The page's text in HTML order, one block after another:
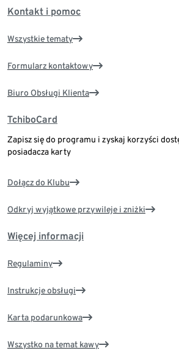
Kontakt i pomoc
Wszystkie tematy
Formularz kontaktowy
Biuro Obsługi Klienta
TchiboCard
Zapisz się do programu i zyskaj korzyści
posiadacza karty
Dołącz do Klubu
Odkryj wyjątkowe przywileje i zniżki
Więcej informacji
Regulaminy
Instrukcje obsługi
Karta podarunkowa
Wszystko na temat kawy